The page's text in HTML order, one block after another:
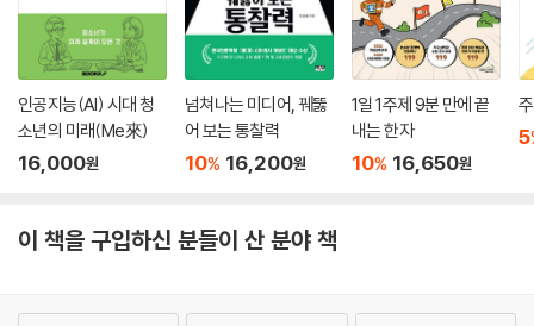
인공지능(AI) 시대 청
소년의 미래(Me來)
16,000원
넘쳐나는 미디어, 꿰뚫
어 보는 통찰력
10% 16,200원
1일 1주제 9분 만에 끝
내는 한자
10% 16,650원
5
이 책을 구입하신 분들이 산 분야 책